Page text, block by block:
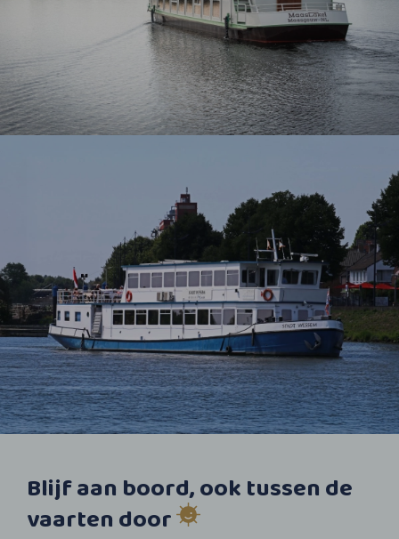
Blijf aan boord, ook tussen de
vaarten door